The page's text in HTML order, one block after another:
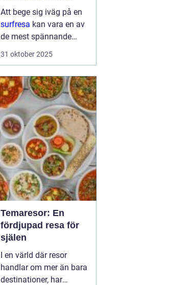
Planera din nästa
surfresa
Att bege sig iväg på en
surfresa kan vara en av
de mest spännande
upplevelserna för den
rätt planering och
destination kan denna ...
31 oktober 2025
Temaresor: En
fördjupad resa för
själen
I en värld där resor
handlar om mer än bara
destinationer, har